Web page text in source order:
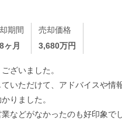
期間
ヶ月
売却価格
3,680万円
ざいました。
いただけて、アドバイスや情
りました。
などがなかったのも好印象でし